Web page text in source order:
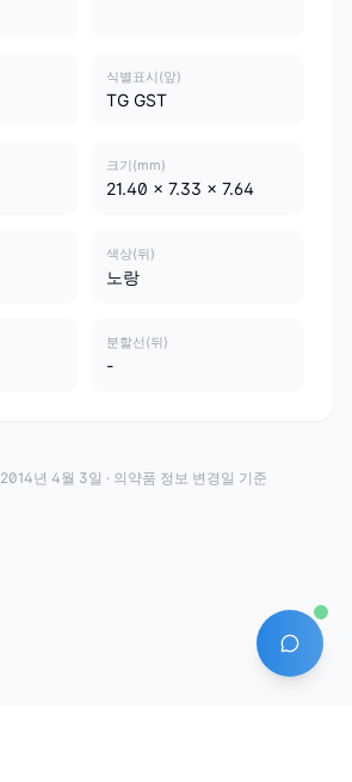
식별표시(앞)
TG GST
크기(mm)
21.40 x 7.33 x 7.64
색상(뒤)
노랑
분할선(뒤)
-
AI 에이
2014년 4월 3일 · 의약품 정보 변경일 기준